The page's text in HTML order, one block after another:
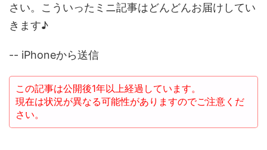
さい。こういったミニ記事はどんどんお届けしてい
きます♪
-- iPhoneから送信
この記事は公開後1年以上経過しています。
現在は状況が異なる可能性がありますのでご注意くだ
さい。